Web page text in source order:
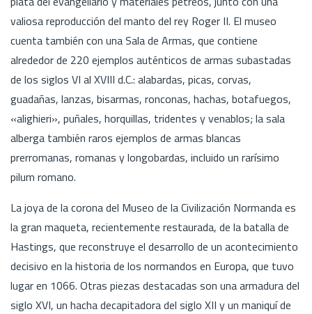
valiosa reproducción del manto del rey Roger II. El museo
cuenta también con una Sala de Armas, que contiene
alrededor de 220 ejemplos auténticos de armas subastadas
de los siglos VI al XVIII d.C.: alabardas, picas, corvas,
guadañas, lanzas, bisarmas, ronconas, hachas, botafuegos,
«alighieri», puñales, horquillas, tridentes y venablos; la sala
alberga también raros ejemplos de armas blancas
prerromanas, romanas y longobardas, incluido un rarísimo
pilum romano.
La joya de la corona del Museo de la Civilización Normanda es
la gran maqueta, recientemente restaurada, de la batalla de
Hastings, que reconstruye el desarrollo de un acontecimiento
decisivo en la historia de los normandos en Europa, que tuvo
lugar en 1066. Otras piezas destacadas son una armadura del
siglo XVI, un hacha decapitadora del siglo XII y un maniquí de